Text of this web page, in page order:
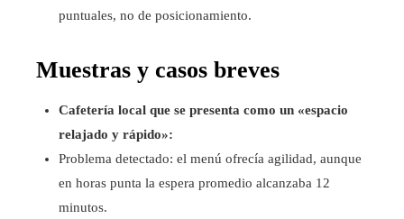
puntuales, no de posicionamiento.
Muestras y casos breves
Cafetería local que se presenta como un «espacio
relajado y rápido»:
Problema detectado: el menú ofrecía agilidad, aunque
en horas punta la espera promedio alcanzaba 12
minutos.